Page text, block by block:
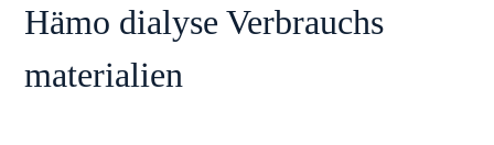
Hämo dialyse Verbrauchs
materialien